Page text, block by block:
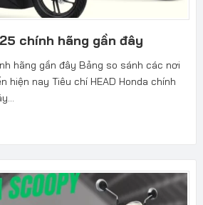
chính hãng gần đây
hãng gần đây Bảng so sánh các nơi
hiện nay Tiêu chí HEAD Honda chính